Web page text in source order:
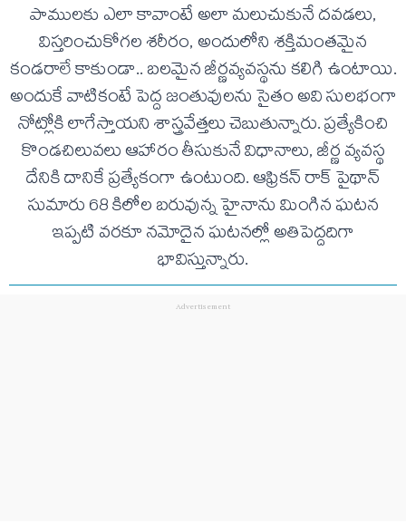
పాములకు ఎలా కావాంటే అలా మలుచుకునే దవడలు,
విస్తరించుకోగల శరీరం, అందులోని శక్తిమంతమైన
కండరాలే కాకుండా.. బలమైన జీర్ణవ్యవస్థను కలిగి ఉంటాయి.
అందుకే వాటికంటే పెద్ద జంతువులను సైతం అవి సులభంగా
నోట్లోకి లాగేస్తాయని శాస్త్రవేత్తలు చెబుతున్నారు. ప్రత్యేకించి
కొండచిలువలు ఆహారం తీసుకునే విధానాలు, జీర్ణ వ్యవస్థ
దేనికి దానికే ప్రత్యేకంగా ఉంటుంది. ఆఫ్రికన్‌ రాక్‌ పైథాన్‌
సుమారు 68 కిలోల బరువున్న హైనాను మింగిన ఘటన
ఇప్పటి వరకూ నమోదైన ఘటనల్లో అతిపెద్దదిగా
భావిస్తున్నారు.